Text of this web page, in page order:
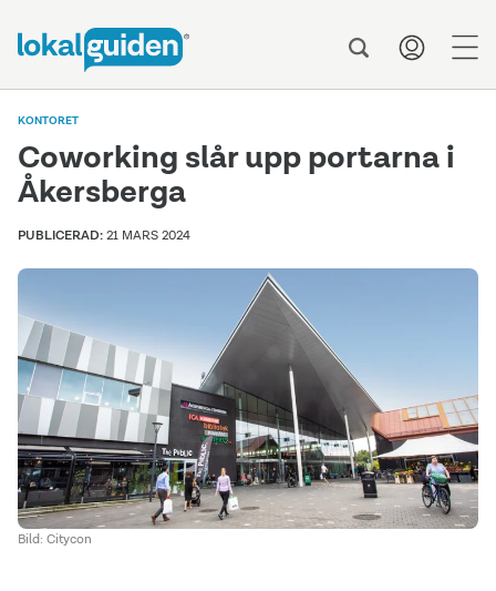
KONTORET
Coworking slår upp portarna i
Åkersberga
PUBLICERAD:21 MARS 2024
Bild: Citycon